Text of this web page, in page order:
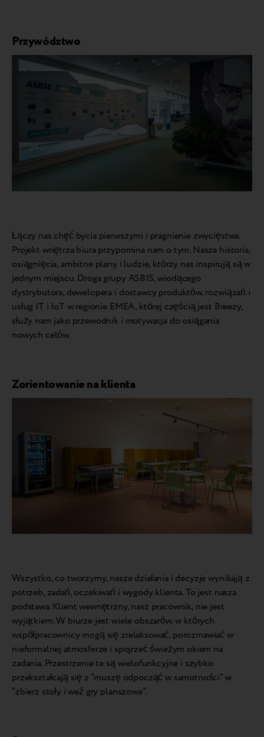
Przywództwo
Łączy nas chęć bycia pierwszymi i pragnienie zwycięstwa.
Projekt wnętrza biura przypomina nam o tym. Nasza historia,
osiągnięcia, ambitne plany i ludzie, którzy nas inspirują są w
jednym miejscu. Droga grupy ASBIS, wiodącego
dystrybutora, dewelopera i dostawcy produktów, rozwiązań i
usług IT i IoT w regionie EMEA, której częścią jest Breezy,
służy nam jako przewodnik i motywacja do osiągania
nowych celów.
Zorientowanie na klienta
Wszystko, co tworzymy, nasze działania i decyzje wynikają z
potrzeb, zadań, oczekiwań i wygody klienta. To jest nasza
podstawa. Klient wewnętrzny, nasz pracownik, nie jest
wyjątkiem. W biurze jest wiele obszarów, w których
współpracownicy mogą się zrelaksować, porozmawiać w
nieformalnej atmosferze i spojrzeć świeżym okiem na
zadania. Przestrzenie te są wielofunkcyjne i szybko
przekształcają się z “muszę odpocząć w samotności” w
“zbierz stoły i weź gry planszowe”.